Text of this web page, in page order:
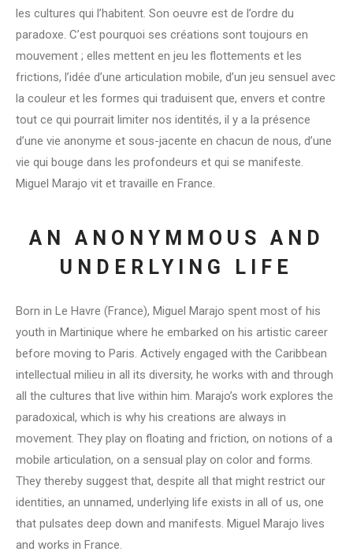
les cultures qui l’habitent. Son oeuvre est de l’ordre du
paradoxe. C’est pourquoi ses créations sont toujours en
mouvement ; elles mettent en jeu les flottements et les
frictions, l’idée d’une articulation mobile, d’un jeu sensuel avec
la couleur et les formes qui traduisent que, envers et contre
tout ce qui pourrait limiter nos identités, il y a la présence
d’une vie anonyme et sous-jacente en chacun de nous, d’une
vie qui bouge dans les profondeurs et qui se manifeste.
Miguel Marajo vit et travaille en France.
AN ANONYMMOUS AND
UNDERLYING LIFE
Born in Le Havre (France), Miguel Marajo spent most of his
youth in Martinique where he embarked on his artistic career
before moving to Paris. Actively engaged with the Caribbean
intellectual milieu in all its diversity, he works with and through
all the cultures that live within him. Marajo’s work explores the
paradoxical, which is why his creations are always in
movement. They play on floating and friction, on notions of a
mobile articulation, on a sensual play on color and forms.
They thereby suggest that, despite all that might restrict our
identities, an unnamed, underlying life exists in all of us, one
that pulsates deep down and manifests. Miguel Marajo lives
and works in France.